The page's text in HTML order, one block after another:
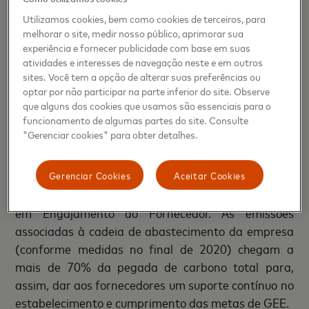
ampliado de painéis solares emdata centers
respondem por mais de 50% do uso de energia em
toda a empresa. Hoje, todas as instalações da
Mastercard nos EUA estão equipadas com painéis
solares e todos as propriedades da empresa em
todo o mundo são certificados pelo LEED.
A abordagem inovadora e colaborativa para auxiliar
a sustentabilidade dos seus fornecedores tornou a
Mastercard líder nesse campo, tendo,
recentemente, obtido uma classificação “A” do CDP
em Engajamento do Fornecedor. As emissões
associadas à cadeia de abastecimento da empresa
(conforme medidas no final de 2020) chegam a
mais de 70% da pegada de carbono total para,
assim, dar aos fornecedores um suporte contínuo no
estabelecimento e cumprimento das metas de GEE.
Utilizamos cookies, bem como cookies de terceiros, para
melhorar o site, medir nosso público, aprimorar sua
experiência e fornecer publicidade com base em suas
atividades e interesses de navegação neste e em outros
sites. Você tem a opção de alterar suas preferências ou
optar por não participar na parte inferior do site. Observe
que alguns dos cookies que usamos são essenciais para o
funcionamento de algumas partes do site. Consulte
"Gerenciar cookies" para obter detalhes.
Aceitar Cookies
Gerenciar Cookies